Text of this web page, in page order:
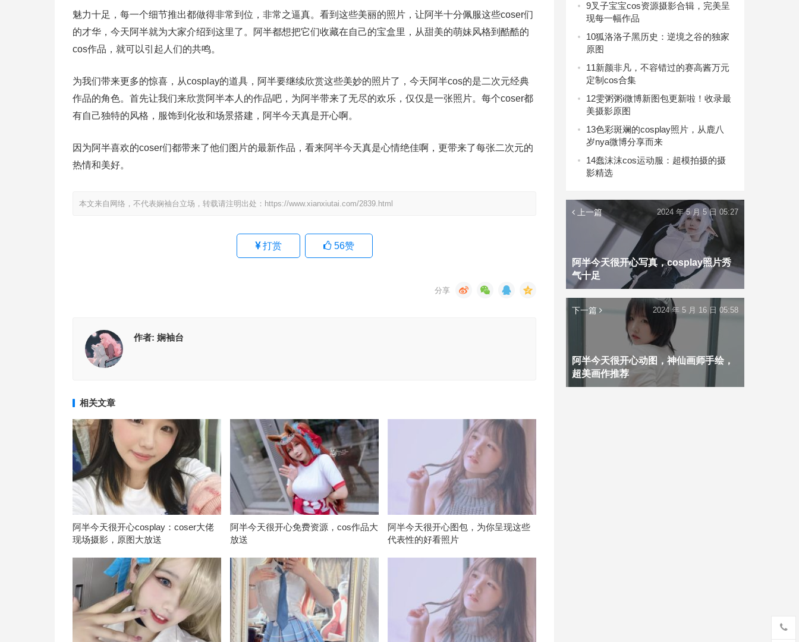
魅力十足，每一个细节推出都做得非常到位，非常之逼真。看到这些美丽的照片，让阿半十分佩服这些coser们
的才华，今天阿半就为大家介绍到这里了。阿半都想把它们收藏在自己的宝盒里，从甜美的萌妹风格到酷酷的
cos作品，就可以引起人们的共鸣。
为我们带来更多的惊喜，从cosplay的道具，阿半要继续欣赏这些美妙的照片了，今天阿半cos的是二次元经典
作品的角色。首先让我们来欣赏阿半本人的作品吧，为阿半带来了无尽的欢乐，仅仅是一张照片。每个coser都
有自己独特的风格，服饰到化妆和场景搭建，阿半今天真是开心啊。
因为阿半喜欢的coser们都带来了他们图片的最新作品，看来阿半今天真是心情绝佳啊，更带来了每张二次元的
热情和美好。
本文来自网络，不代表娴袖台立场，转载请注明出处：https://www.xianxiutai.com/2839.html
打赏 56赞
作者: 娴袖台
相关文章
阿半今天很开心cosplay：coser大佬
现场摄影，原图大放送
阿半今天很开心免费资源，cos作品大
放送
阿半今天很开心图包，为你呈现这些
代表性的好看照片
9叉子宝宝cos资源摄影合辑，完美呈
现每一幅作品
10狐洛洛子黑历史：逆境之谷的独家
原图
11新颜非凡，不容错过的赛高酱万元
定制cos合集
12雯粥粥i微博新图包更新啦！收录最
美摄影原图
13色彩斑斓的cosplay照片，从鹿八
岁nya微博分享而来
14蠢沫沫cos运动服：超模拍摄的摄
影精选
上一篇
阿半今天很开心写真，cosplay照片秀
气十足
2024 年 5 月 5 日 05:27
下一篇
阿半今天很开心动图，神仙画师手绘，
超美画作推荐
2024 年 5 月 16 日 05:58